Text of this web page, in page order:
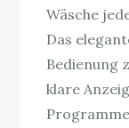
Wäsche
Das
Bedienung
klare